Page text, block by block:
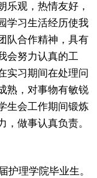
乐观，热情友好，
学习生活经历使我
队合作精神，具有
会努力认真的工
实习期间在处理问
熟，对事物有敏锐
生会工作期间锻炼
做事认真负责。
护理学院毕业生。